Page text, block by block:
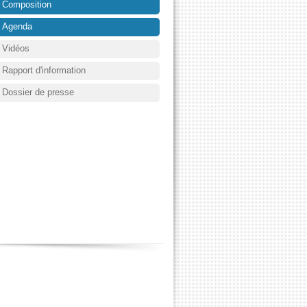
Composition
Agenda
Vidéos
Rapport d'information
Dossier de presse